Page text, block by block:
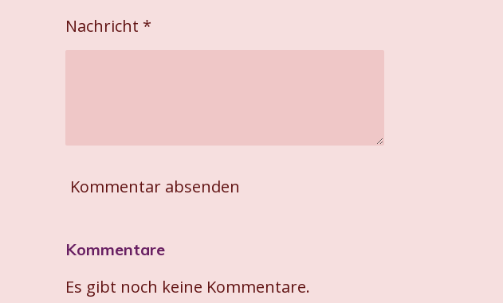
Nachricht *
Kommentar absenden
Kommentare
Es gibt noch keine Kommentare.